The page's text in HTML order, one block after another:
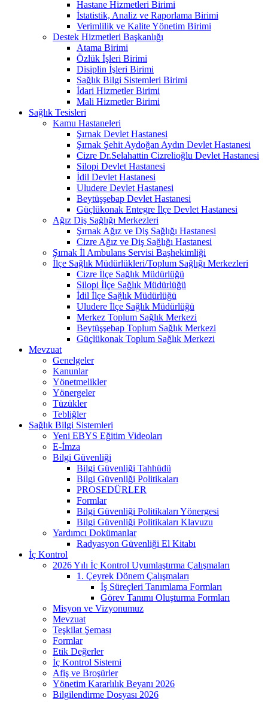
Hastane Hizmetleri Birimi
İstatistik, Analiz ve Raporlama Birimi
Verimlilik ve Kalite Yönetim Birimi
Destek Hizmetleri Başkanlığı
Atama Birimi
Özlük İşleri Birimi
Disiplin İşleri Birimi
Sağlık Bilgi Sistemleri Birimi
İdari Hizmetler Birimi
Mali Hizmetler Birimi
Sağlık Tesisleri
Kamu Hastaneleri
Şırnak Devlet Hastanesi
Şırnak Şehit Aydoğan Aydın Devlet Hastanesi
Cizre Dr.Selahattin Cizrelioğlu Devlet Hastanesi
Silopi Devlet Hastanesi
İdil Devlet Hastanesi
Uludere Devlet Hastanesi
Beytüşşebap Devlet Hastanesi
Güçlükonak Entegre İlçe Devlet Hastanesi
Ağız Diş Sağlığı Merkezleri
Şırnak Ağız ve Diş Sağlığı Hastanesi
Cizre Ağız ve Diş Sağlığı Hastanesi
Şırnak İl Ambulans Servisi Başhekimliği
İlçe Sağlık Müdürlükleri/Toplum Sağlığı Merkezleri
Cizre İlçe Sağlık Müdürlüğü
Silopi İlçe Sağlık Müdürlüğü
İdil İlçe Sağlık Müdürlüğü
Uludere İlçe Sağlık Müdürlüğü
Merkez Toplum Sağlık Merkezi
Beytüşşebap Toplum Sağlık Merkezi
Güçlükonak Toplum Sağlık Merkezi
Mevzuat
Genelgeler
Kanunlar
Yönetmelikler
Yönergeler
Tüzükler
Tebliğler
Sağlık Bilgi Sistemleri
Yeni EBYS Eğitim Videoları
E-İmza
Bilgi Güvenliği
Bilgi Güvenliği Tahhüdü
Bilgi Güvenliği Politikaları
PROSEDÜRLER
Formlar
Bilgi Güvenliği Politikaları Yönergesi
Bilgi Güvenliği Politikaları Klavuzu
Yardımcı Dokümanlar
Radyasyon Güvenliği El Kitabı
İç Kontrol
2026 Yılı İç Kontrol Uyumlaştırma Çalışmaları
1. Çeyrek Dönem Çalışmaları
İş Süreçleri Tanımlama Formları
Görev Tanımı Oluşturma Formları
Misyon ve Vizyonumuz
Mevzuat
Teşkilat Şeması
Formlar
Etik Değerler
İç Kontrol Sistemi
Afiş ve Broşürler
Yönetim Kararlılık Beyanı 2026
Bilgilendirme Dosyası 2026